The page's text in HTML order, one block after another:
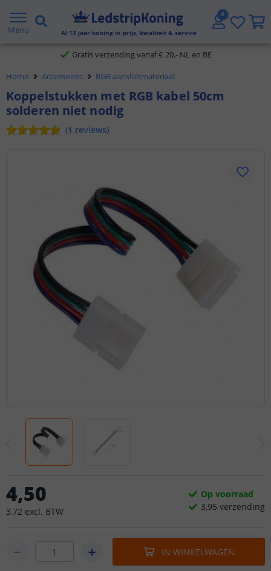
Menu Al 13 jaar koning in prijs, kwaliteit & service
5 jaar garantie
Gratis verzending vanaf € 20,- NL en BE
Klantbeoordeling 9.1
Voor 23:45 uur besteld,
Home Accessoires RGB aansluitmateriaal
Koppelstukken met RGB kabel 50cm
solderen niet nodig
(1 reviews)
4,50
3,72 excl. BTW
Op voorraad
3,95 verzending
IN WINKELWAGEN